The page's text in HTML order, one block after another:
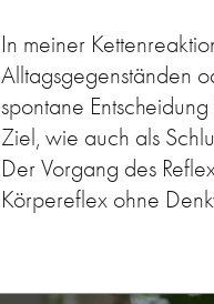
In meiner
Alltagsgegenständen
spontane
Ziel, wie auch als
Der Vorgang des